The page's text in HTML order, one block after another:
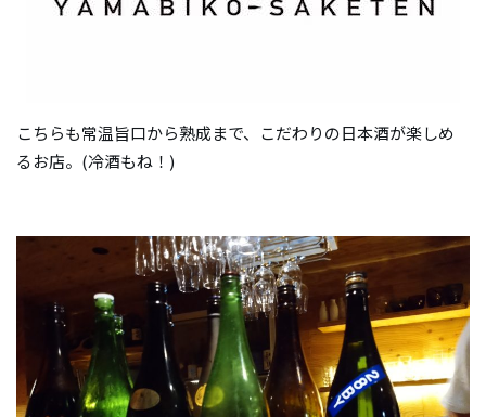
こちらも常温旨口から熟成まで、こだわりの日本酒が楽しめ
るお店。(冷酒もね！)